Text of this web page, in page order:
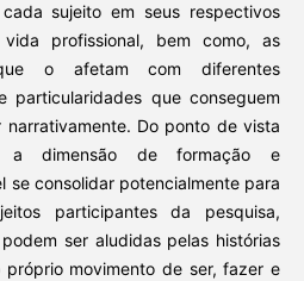
sujeito em seus respectivos
profissional, bem como, as
o afetam com diferentes
particularidades que conseguem
Do ponto de vista
a dimensão de formação e
se consolidar potencialmente para
participantes da pesquisa,
ser aludidas pelas histórias
movimento de ser, fazer e